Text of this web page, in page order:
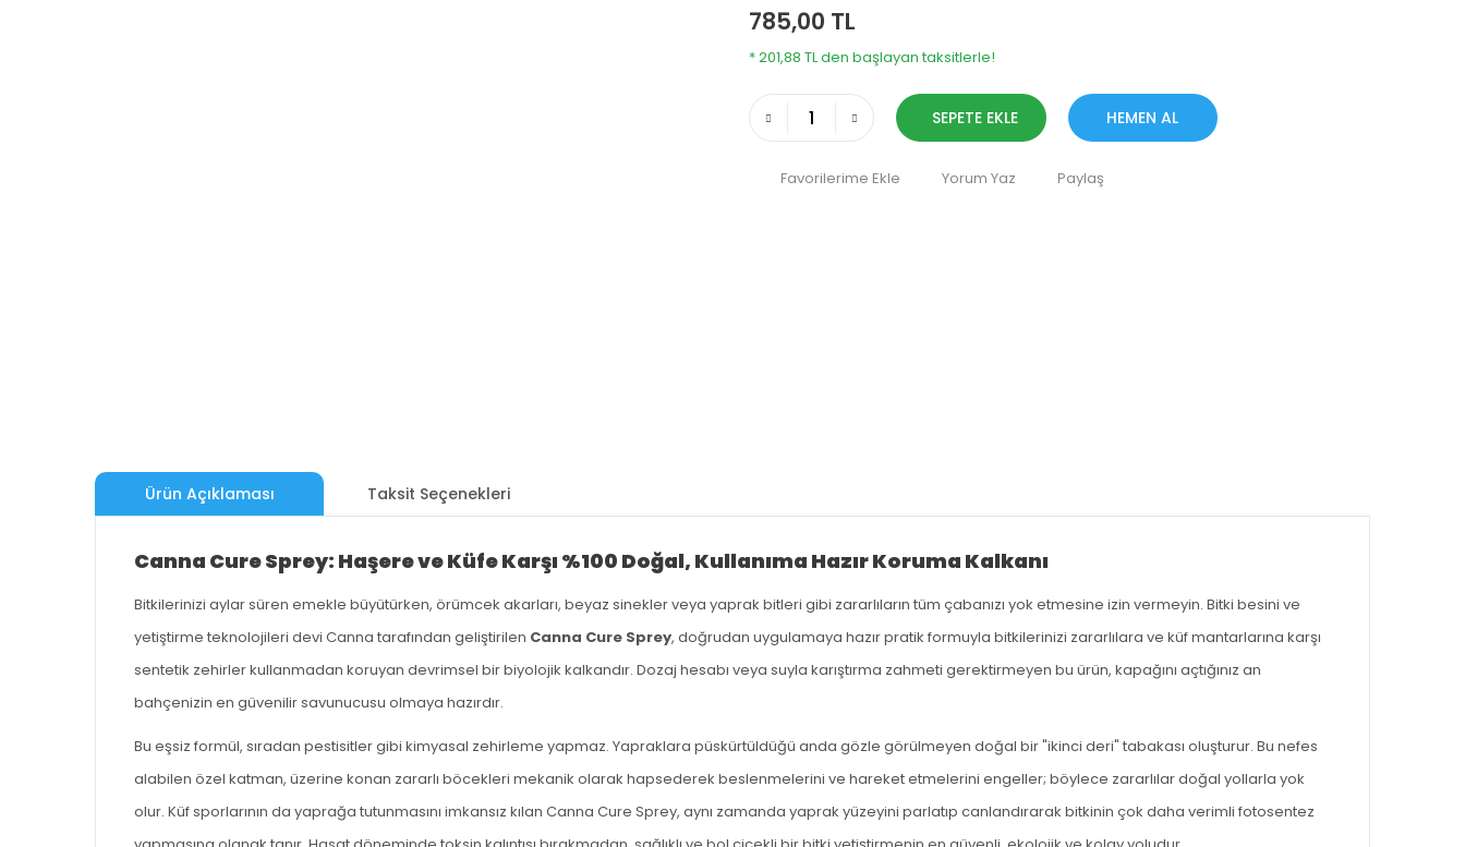
785,00 TL
* 201,88 TL den başlayan taksitlerle!
SEPETE EKLE HEMEN AL
Yorum Yaz Paylaş
Ürün Açıklaması Taksit Seçenekleri
Canna Cure Sprey: Haşere ve Küfe Karşı %100 Doğal, Kullanıma Hazır Koruma Kalkanı
Bitkilerinizi aylar süren emekle büyütürken, örümcek akarları, beyaz sinekler veya yaprak bitleri gibi zararlıların tüm çabanızı yok etmesine izin vermeyin. Bitki besini ve
yetiştirme teknolojileri devi Canna tarafından geliştirilen Canna Cure Sprey, doğrudan uygulamaya hazır pratik formuyla bitkilerinizi zararlılara ve küf mantarlarına karşı
sentetik zehirler kullanmadan koruyan devrimsel bir biyolojik kalkandır. Dozaj hesabı veya suyla karıştırma zahmeti gerektirmeyen bu ürün, kapağını açtığınız an
bahçenizin en güvenilir savunucusu olmaya hazırdır.
Bu eşsiz formül, sıradan pestisitler gibi kimyasal zehirleme yapmaz. Yapraklara püskürtüldüğü anda gözle görülmeyen doğal bir "ikinci deri" tabakası oluşturur. Bu nefes
alabilen özel katman, üzerine konan zararlı böcekleri mekanik olarak hapsederek beslenmelerini ve hareket etmelerini engeller; böylece zararlılar doğal yollarla yok
olur. Küf sporlarının da yaprağa tutunmasını imkansız kılan Canna Cure Sprey, aynı zamanda yaprak yüzeyini parlatıp canlandırarak bitkinin çok daha verimli fotosentez